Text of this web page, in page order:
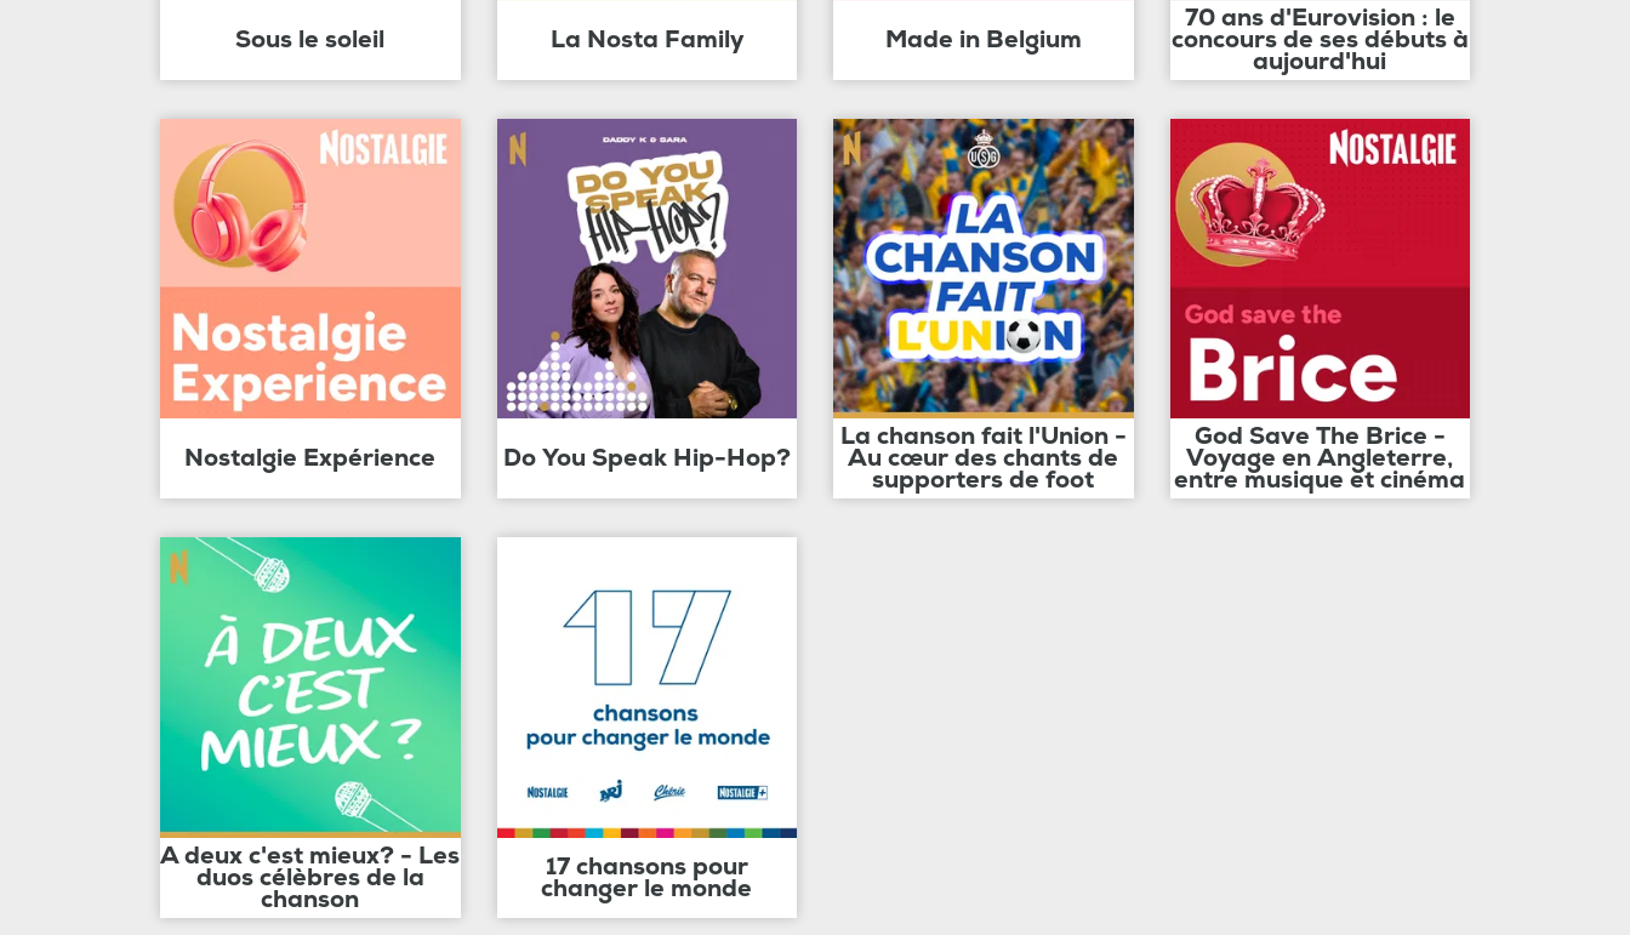
Sous le soleil La Nosta Family Made in Belgium
70 ans d'Eurovision : le
concours de ses débuts à
aujourd'hui
Nostalgie Expérience Do You Speak Hip-Hop?
La chanson fait l'Union -
Au cœur des chants de
supporters de foot
God Save The Brice -
Voyage en Angleterre,
entre musique et cinéma
A deux c'est mieux? - Les
duos célèbres de la
chanson
17 chansons pour
changer le monde